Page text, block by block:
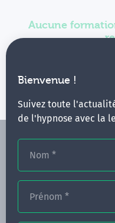
Bienvenue !
Suivez toute
de l'hypnose avec la
Nom *
Prénom *
Aucune
Vous pouvez